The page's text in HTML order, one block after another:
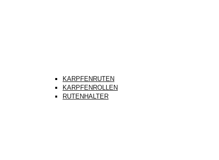
KARPFENRUTEN
KARPFENROLLEN
RUTENHALTER